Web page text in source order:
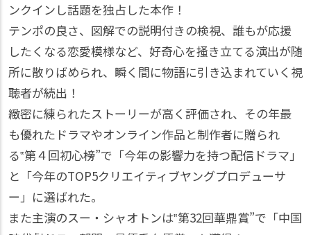
ンクインし話題を独占した本作！
テンポの良さ、図解での説明付きの検視、誰もが応援
したくなる恋愛模様など、好奇心を掻き立てる演出が随
所に散りばめられ、瞬く間に物語に引き込まれていく視
聴者が続出！
緻密に練られたストーリーが高く評価され、その年最
も優れたドラマやオンライン作品と制作者に贈られ
る‟第４回初心榜”で「今年の影響力を持つ配信ドラマ」
と「今年のTOP5クリエイティブヤングプロデューサ
ー」に選ばれた。
また主演のスー・シャオトンは‟第32回華鼎賞”で「中国